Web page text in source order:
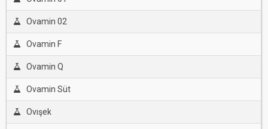
Ovamin 02
Ovamin F
Ovamin Q
Ovamin Süt
Ovışek